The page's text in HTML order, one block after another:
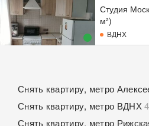
Студия
м²)
ВДНХ
Снять квартиру, метро
Снять квартиру, метро ВДНХ
Снять квартиру, метро